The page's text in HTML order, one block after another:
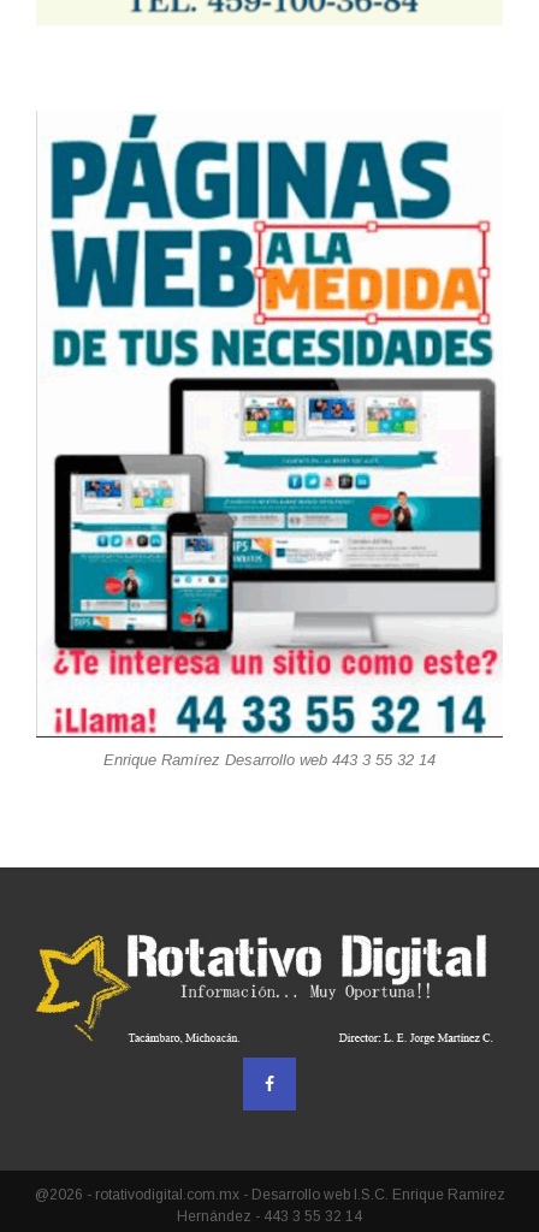
Enrique Ramírez Desarrollo web 443 3 55 32 14
@2026 - rotativodigital.com.mx - Desarrollo web I.S.C. Enrique Ramírez
Hernández - 443 3 55 32 14